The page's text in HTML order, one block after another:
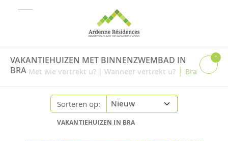
VAKANTIEHUIZEN MET BINNENZWEMBAD IN
BRA Met wie vertrekt u? | Wanneer vertrekt u? | Bra
1
Sorteren op:
VAKANTIEHUIZEN IN BRA